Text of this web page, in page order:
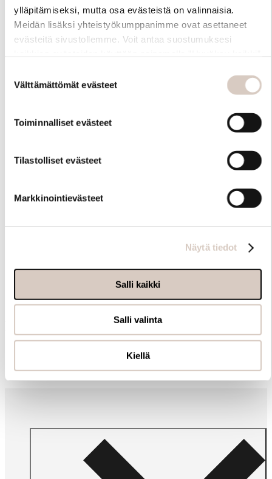
ylläpitämiseksi, mutta osa evästeistä on valinnaisia.
Meidän lisäksi yhteistyökumppanimme ovat asettaneet
evästeitä sivustollemme. Voit antaa suostumuksesi
myöhemmin ”Evästeasetukset” -linkin kautta.
valinta
Välttämättömät evästeet
Toiminnalliset evästeet
Tilastolliset evästeet
Markkinointievästeet
Näytä tiedot
Salli kaikki
Salli valinta
Kiellä
Samankaltaisia tuotteita
Muut ostivat myös